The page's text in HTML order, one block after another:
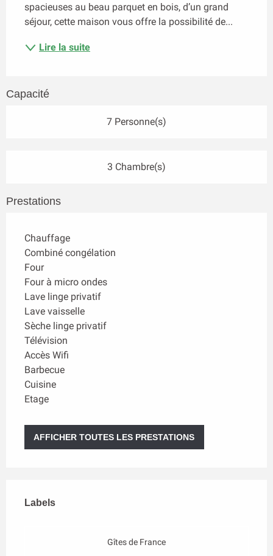
spacieuses au beau parquet en bois, d’un grand
séjour, cette maison vous offre la possibilité de...
Lire la suite
Capacité
7 Personne(s)
3 Chambre(s)
Prestations
Chauffage
Combiné congélation
Four
Four à micro ondes
Lave linge privatif
Lave vaisselle
Sèche linge privatif
Télévision
Accès Wifi
Barbecue
Cuisine
Etage
AFFICHER TOUTES LES PRESTATIONS
Labels
Labels
Gîtes de France